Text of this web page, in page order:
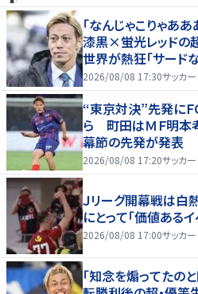
｢なんじゃこりゃあ
漆黒×蛍光レッドの
世界が熱狂｢サード
えわ｣
2026/08/08 17:30サッカー
“東京対決”先発にＦ
ら 町田はＭＦ明本
幕節の先発が発表
2026/08/08 17:20サッカー
Ｊリーグ開幕戦は白
にとって「価値ある
2026/08/08 17:00サッカー
｢知念を煽ってたの